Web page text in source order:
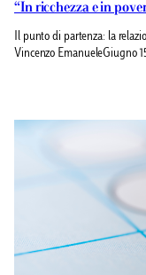
“In ricchezza e in
Il punto di partenza: la
Vincenzo EmanueleGiugno